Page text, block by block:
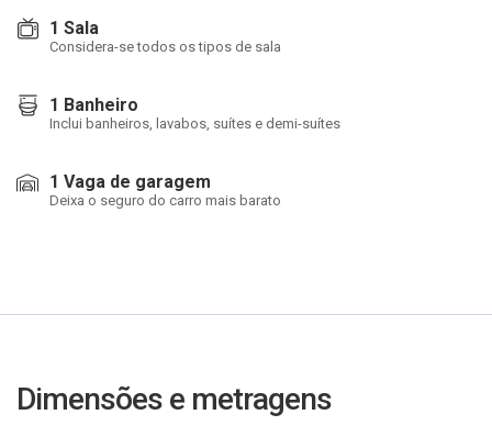
1 Sala
Considera-se todos os tipos de sala
1 Banheiro
Inclui banheiros, lavabos, suítes e demi-suítes
1 Vaga de garagem
Deixa o seguro do carro mais barato
Dimensões e metragens